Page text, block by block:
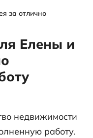
за отлично
Елены и
недвижимости
работу.